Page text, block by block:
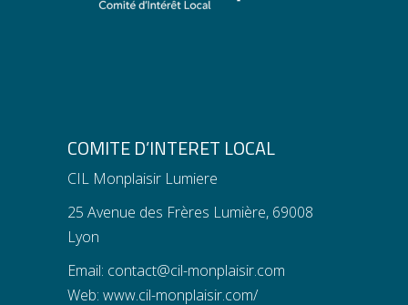
COMITE D’INTERET LOCAL
CIL Monplaisir Lumiere
25 Avenue des Frères Lumière, 69008
Lyon
Email: contact@cil-monplaisir.com
Web: www.cil-monplaisir.com/